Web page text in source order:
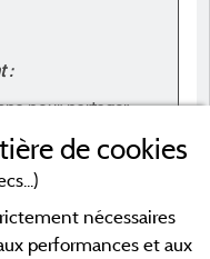
:
pour partager
séjour .dans notre
de cookies
nécessaires
performances et aux